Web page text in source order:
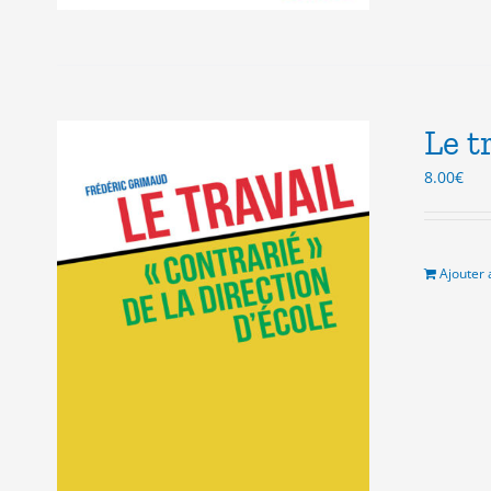
Le
8.00€
Ajouter